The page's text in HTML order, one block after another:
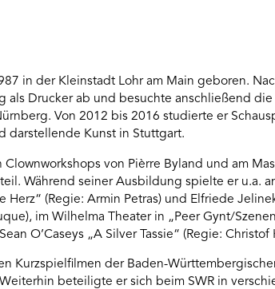
in der Kleinstadt Lohr am Main geboren.
als Drucker ab und besuchte anschließend
Von 2012 bis 2016 studierte er
darstellende Kunst in Stuttgart.
von Pièrre Byland und am
teil. Während seiner Ausbildung spielte er u.a.
Herz“ (Regie: Armin Petras) und Elfriede
im Wilhelma Theater in „Peer Gynt/
O’Caseys „A Silver Tassie“ (Regie: Christof
Kurzspielfilmen der Baden-
beteiligte er sich beim SWR in